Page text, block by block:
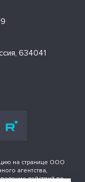
634041
на странице ООО
агентства,
действий по